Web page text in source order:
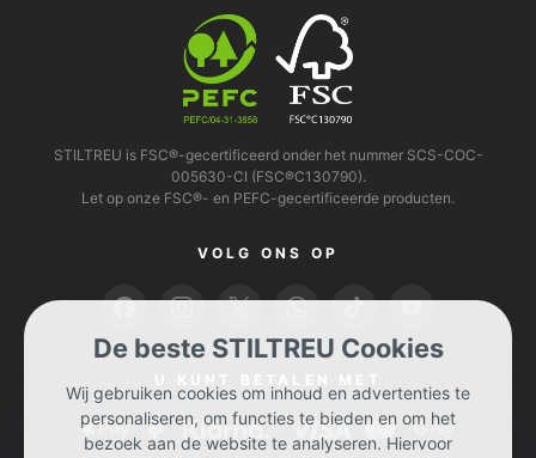
STILTREU is FSC®-gecertificeerd onder het nummer SCS-COC-
005630-CI (FSC®C130790).
Let op onze FSC®- en PEFC-gecertificeerde producten.
VOLG ONS OP
De beste STILTREU Cookies
Wij gebruiken cookies om inhoud en advertenties te
personaliseren, om functies te bieden en om het
bezoek aan de website te analyseren. Hiervoor